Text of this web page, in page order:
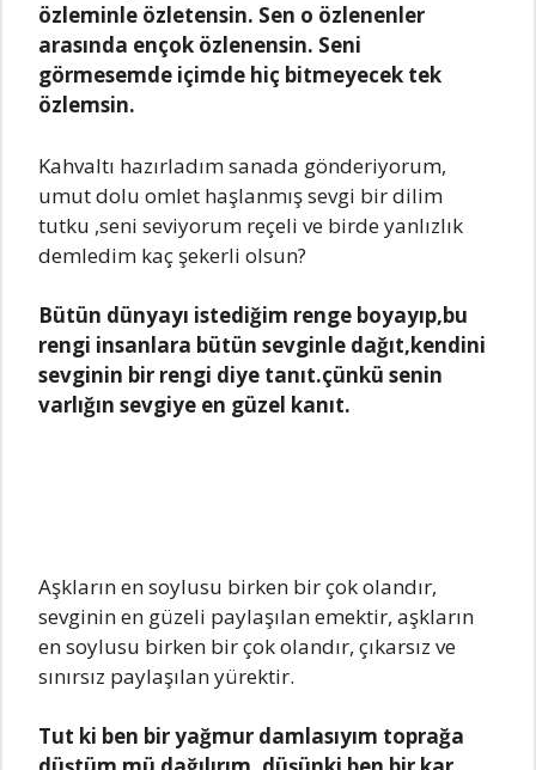
özleminle özletensin. Sen o özlenenler
arasında ençok özlenensin. Seni
görmesemde içimde hiç bitmeyecek tek
özlemsin.
Kahvaltı hazırladım sanada gönderiyorum,
umut dolu omlet haşlanmış sevgi bir dilim
tutku ,seni seviyorum reçeli ve birde yanlızlık
demledim kaç şekerli olsun?
Bütün dünyayı istediğim renge boyayıp,bu
rengi insanlara bütün sevginle dağıt,kendini
sevginin bir rengi diye tanıt.çünkü senin
varlığın sevgiye en güzel kanıt.
Aşkların en soylusu birken bir çok olandır,
sevginin en güzeli paylaşılan emektir, aşkların
en soylusu birken bir çok olandır, çıkarsız ve
sınırsız paylaşılan yürektir.
Tut ki ben bir yağmur damlasıyım toprağa